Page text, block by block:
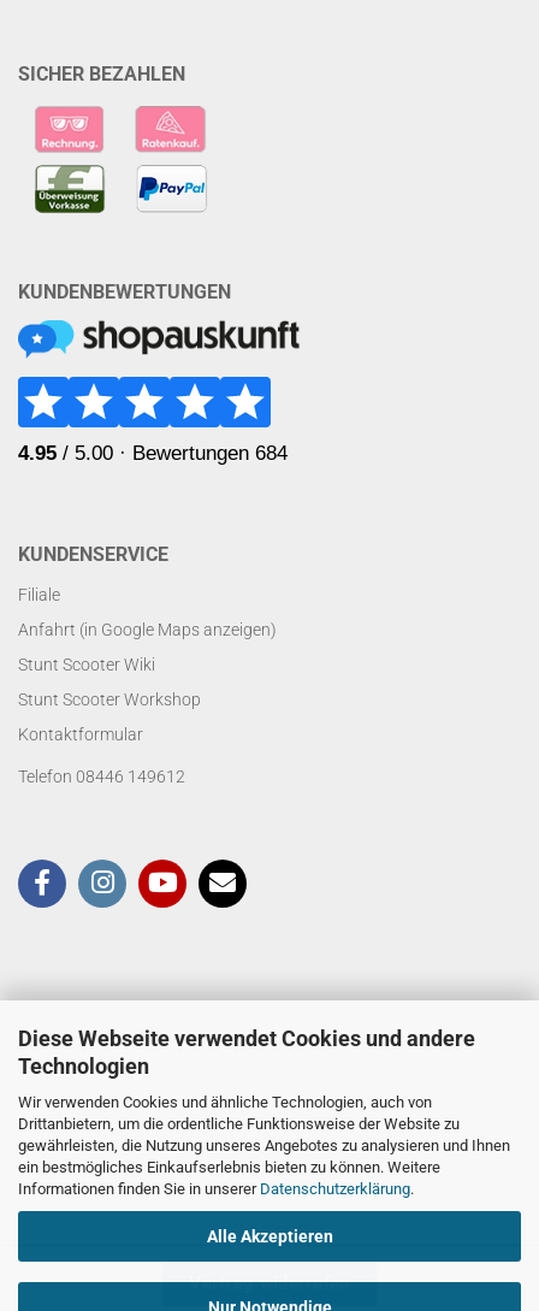
Diese Webseite verwendet Cookies und andere
Technologien
Wir verwenden Cookies und ähnliche Technologien, auch von
Drittanbietern, um die ordentliche Funktionsweise der Website zu
gewährleisten, die Nutzung unseres Angebotes zu analysieren und Ihnen
ein bestmögliches Einkaufserlebnis bieten zu können. Weitere
Informationen finden Sie in unserer Datenschutzerklärung.
Alle Akzeptieren
SICHER BEZAHLEN
KUNDENBEWERTUNGEN
KUNDENSERVICE
Filiale
Anfahrt (in Google Maps anzeigen)
Stunt Scooter Wiki
Stunt Scooter Workshop
Kontaktformular
Telefon 08446 149612
Vertrag widerrufen